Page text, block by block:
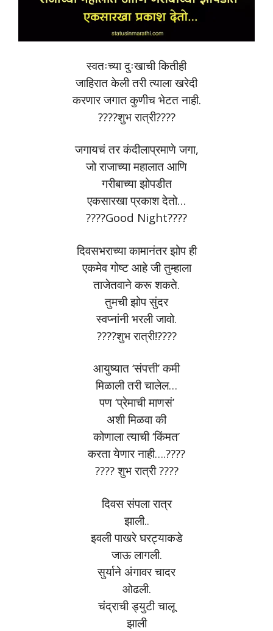
स्वतःच्या दुःखाची कितीही
जाहिरात केली तरी त्याला खरेदी
करणार जगात कुणीच भेटत नाही.
????शुभ रात्री????
जगायचं तर कंदीलाप्रमाणे जगा,
जो राजाच्या महालात आणि
गरीबाच्या झोपडीत
एकसारखा प्रकाश देतो…
????Good Night????
दिवसभराच्या कामानंतर झोप ही
एकमेव गोष्ट आहे जी तुम्हाला
ताजेतवाने करू शकते.
तुमची झोप सुंदर
स्वप्नांनी भरली जावो.
????शुभ रात्री!????
आयुष्यात ‘संपत्ती’ कमी
मिळाली तरी चालेल…
पण ‘प्रेमाची माणसं’
अशी मिळवा की
कोणाला त्याची ‘किंमत’
करता येणार नाही….????
???? शुभ रात्री ????
दिवस संपला रात्र
झाली..
इवली पाखरे घरट्याकडे
जाऊ लागली.
सुर्याने अंगावर चादर
ओढली.
चंद्राची ड्युटी चालू
झाली